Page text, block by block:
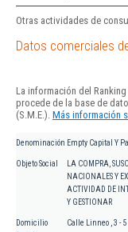
Otras actividades de
Datos comerciales
La información del
procede de la base de
(S.M.E.). Más información
Denominación Empty Capital Y
Objeto Social
LA COMPRA,
NACIONALES Y
ACTIVIDAD DE
Y GESTIONAR
Domicilio
Calle Linneo , 3 - 5